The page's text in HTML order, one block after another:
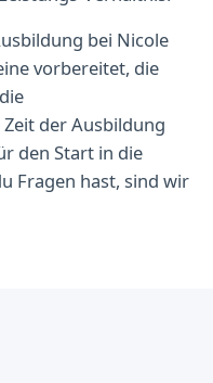
bei Nicole
vorbereitet, die
der Ausbildung
den Start in die
Fragen hast, sind wir